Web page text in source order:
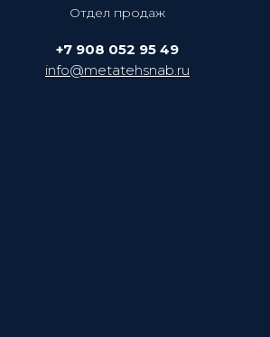
Отдел продаж
+7 908 052 95 49
info@metatehsnab.ru